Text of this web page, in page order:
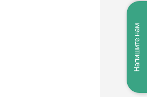
Напишите нам